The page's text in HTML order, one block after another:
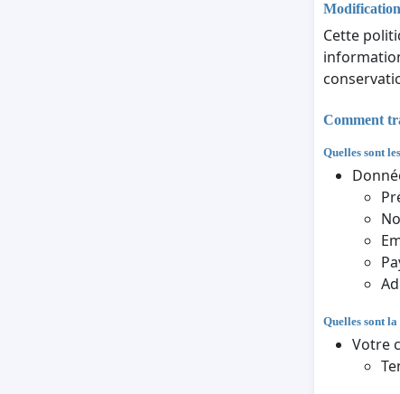
Cette
Comment
Quelles sont
Quelles sont
Votre